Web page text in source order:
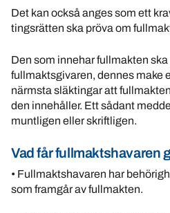
Det kan också anges som ett
tingsrätten ska pröva om
Den som innehar fullmakten
fullmaktsgivaren, dennes make
närmsta släktingar att
den innehåller. Ett sådant
muntligen eller skriftligen.
Vad får fullmaktshavaren
• Fullmaktshavaren har
som framgår av fullmakten.